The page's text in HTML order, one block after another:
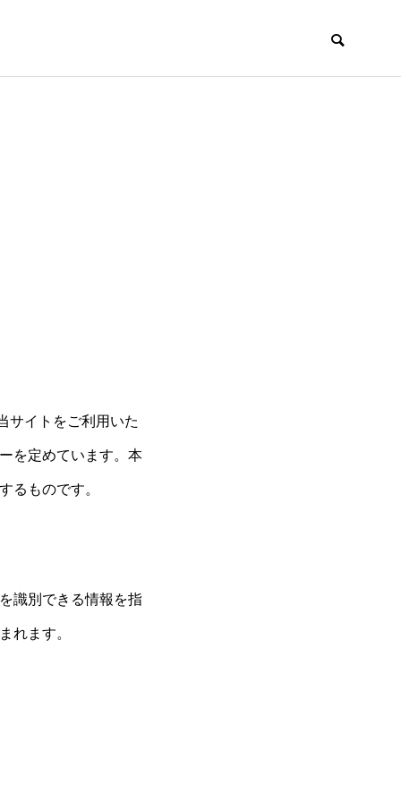
サイトをご利用いた
を定めています。本
るものです。
識別できる情報を指
れます。